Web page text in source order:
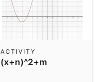
(x+n)^2+m
ACTIVITY